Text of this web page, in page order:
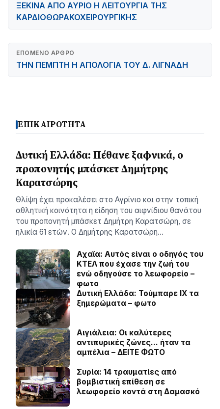
ΞΕΚΙΝΑ ΑΠΟ ΑΥΡΙΟ Η ΛΕΙΤΟΥΡΓΙΑ ΤΗΣ
ΚΑΡΔΙΟΘΩΡΑΚΟΧΕΙΡΟΥΡΓΙΚΗΣ
ΕΠΌΜΕΝΟ ΆΡΘΡΟ
ΤΗΝ ΠΕΜΠΤΗ Η ΑΠΟΛΟΓΙΑ ΤΟΥ Δ. ΛΙΓΝΑΔΗ
ΕΠΙΚΑΙΡΟΤΗΤΑ
Δυτική Ελλάδα: Πέθανε ξαφνικά, ο
προπονητής μπάσκετ Δημήτρης
Καρατσώρης
Θλίψη έχει προκαλέσει στο Αγρίνιο και στην τοπική
αθλητική κοινότητα η είδηση του αιφνίδιου θανάτου
του προπονητή μπάσκετ Δημήτρη Καρατσώρη, σε
ηλικία 61 ετών. Ο Δημήτρης Καρατσώρη…
Αχαϊα: Αυτός είναι ο οδηγός του
ΚΤΕΛ που έχασε την ζωή του
ενώ οδηγούσε το λεωφορείο –
φωτο
Δυτική Ελλάδα: Τούμπαρε ΙΧ τα
ξημερώματα – φωτο
Αιγιάλεια: Οι καλύτερες
αντιπυρικές ζώνες… ήταν τα
αμπέλια – ΔΕΙΤΕ ΦΩΤΟ
Συρία: 14 τραυματίες από
βομβιστική επίθεση σε
λεωφορείο κοντά στη Δαμασκό